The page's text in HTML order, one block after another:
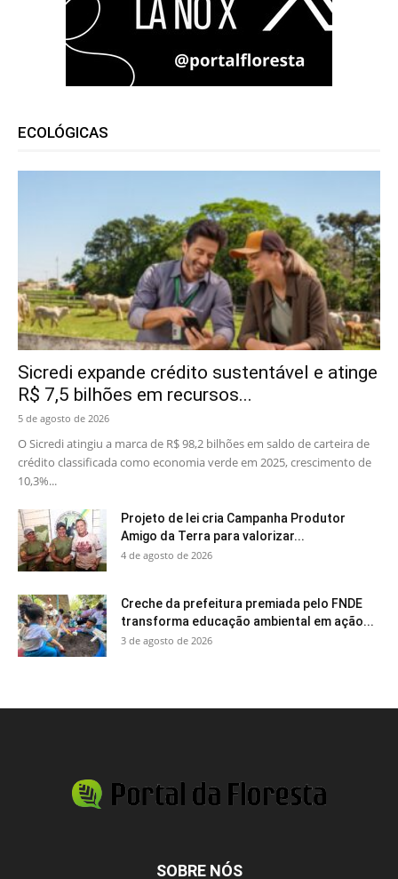
ECOLÓGICAS
Sicredi expande crédito sustentável e atinge
R$ 7,5 bilhões em recursos...
5 de agosto de 2026
O Sicredi atingiu a marca de R$ 98,2 bilhões em saldo de carteira de
crédito classificada como economia verde em 2025, crescimento de
10,3%...
Projeto de lei cria Campanha Produtor
Amigo da Terra para valorizar...
4 de agosto de 2026
Creche da prefeitura premiada pelo FNDE
transforma educação ambiental em ação...
3 de agosto de 2026
SOBRE NÓS